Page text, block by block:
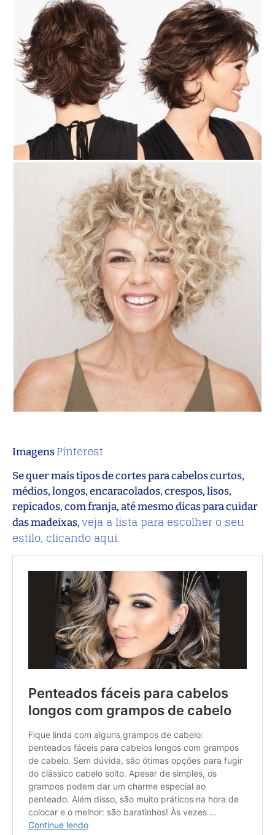
ImagensPinterest
Se quer mais tipos de cortes para cabelos curtos,
médios, longos, encaracolados, crespos, lisos,
repicados, com franja, até mesmo dicas para cuidar
das madeixas,veja a lista para escolher o seu
estilo, clicando aqui.